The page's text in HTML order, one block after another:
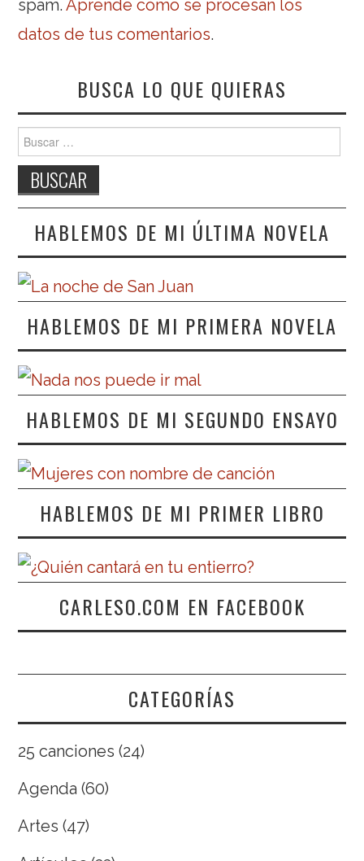
spam.Aprende cómo se procesan los
datos de tus comentarios.
BUSCA LO QUE QUIERAS
Buscar:
HABLEMOS DE MI ÚLTIMA NOVELA
HABLEMOS DE MI PRIMERA NOVELA
HABLEMOS DE MI SEGUNDO ENSAYO
HABLEMOS DE MI PRIMER LIBRO
CARLESO.COM EN FACEBOOK
CATEGORÍAS
25 canciones (24)
Agenda (60)
Artes (47)